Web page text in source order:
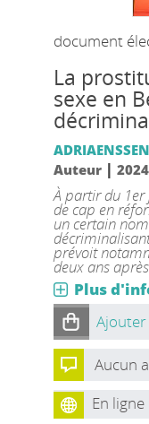
document
La
sexe en
Auteur | 2024
À partir du 1er
de cap en
un certain
prévoit
deux ans
Plus
Aucun
En ligne